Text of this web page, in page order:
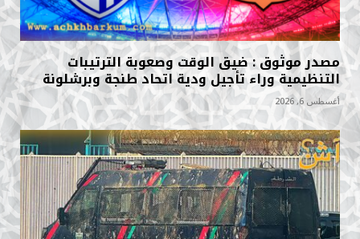
مصدر موثوق : ضيق الوقت وصعوبة الترتيبات
التنظيمية وراء تأجيل ودية اتحاد طنجة وبرشلونة
أغسطس 6, 2026